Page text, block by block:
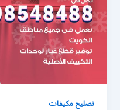
تصليح مكيفات